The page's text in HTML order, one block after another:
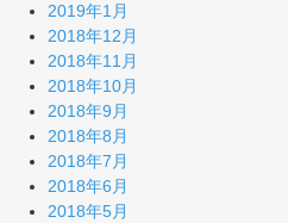
2019年1月
2018年12月
2018年11月
2018年10月
2018年9月
2018年8月
2018年7月
2018年6月
2018年5月